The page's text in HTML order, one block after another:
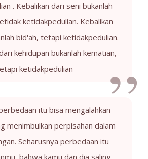
. Kebalikan dari seni bukanlah
ketidakpedulian. Kebalikan
bid'ah, tetapi ketidakpedulian.
kehidupan bukanlah kematian,
ketidakpedulian
itu bisa mengalahkan
menimbulkan perpisahan dalam
Seharusnya perbedaan itu
bahwa kamu dan dia saling